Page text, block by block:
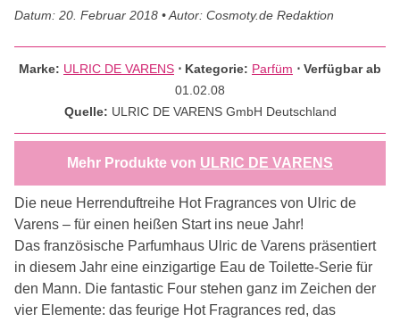
Datum: 20. Februar 2018 • Autor: Cosmoty.de Redaktion
Marke: ULRIC DE VARENS ⋅ Kategorie: Parfüm ⋅ Verfügbar ab
01.02.08
Quelle: ULRIC DE VARENS GmbH Deutschland
Mehr Produkte von ULRIC DE VARENS
Die neue Herrenduftreihe Hot Fragrances von Ulric de
Varens – für einen heißen Start ins neue Jahr!
Das französische Parfumhaus Ulric de Varens präsentiert
in diesem Jahr eine einzigartige Eau de Toilette-Serie für
den Mann. Die fantastic Four stehen ganz im Zeichen der
vier Elemente: das feurige Hot Fragrances red, das